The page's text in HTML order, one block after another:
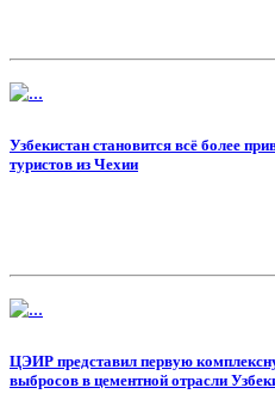
Узбекистан становится всё более
туристов из Чехии
ЦЭИР представил первую
выбросов в цементной отрасли